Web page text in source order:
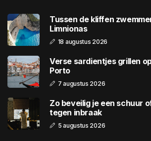
Tussen de kliffen
Limnionas
18 augustus 2026
Verse sardientjes grillen
Porto
7 augustus 2026
Zo beveilig je een schuur
tegen inbraak
5 augustus 2026